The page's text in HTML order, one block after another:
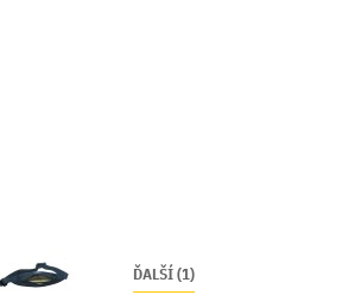
ĎALŠÍ (1)